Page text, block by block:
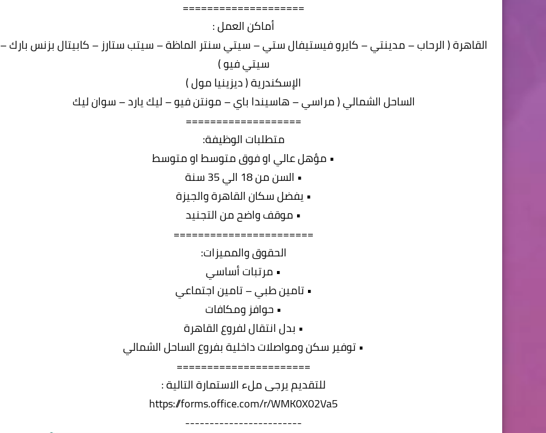
====================
أماكن العمل :
القاهرة ( الرحاب – مدينتي – كايرو فيستيفال ستي – سيتي سنتر الماظة – سيتب ستارز – كابيتال بزنس بارك –
سيتي فيو )
الإسكندرية ( ديزينيا مول )
الساحل الشمالي ( مراسي – هاسيندا باي – مونتن فيو – ليك يارد – سوان ليك
===================
متطلبات الوظيفة:
• مؤهل عالي او فوق متوسط او متوسط
• السن من 18 الي 35 سنة
• يفضل سكان القاهرة والجيزة
• موقف واضح من التجنيد
=======================
الحقوق والمميزات:
• مرتبات أساسي
• تامين طبي – تامين اجتماعي
• حوافز ومكافات
• بدل انتقال لفروع القاهرة
• توفير سكن ومواصلات داخلية بفروع الساحل الشمالي
======================
للتقديم يرجى ملء الاستمارة التالية :
https://forms.office.com/r/WMK0X02Va5
------------------------